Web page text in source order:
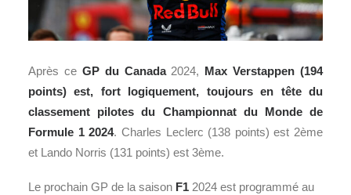
Après ce GP du Canada2024, Max Verstappen (194
points) est, fort logiquement, toujours en tête du
classement pilotes du Championnat du Monde de
Formule 1 2024. Charles Leclerc (138 points) est 2ème
et Lando Norris (131 points) est 3ème.
Le prochain GP de la saison F1 2024 est programmé au